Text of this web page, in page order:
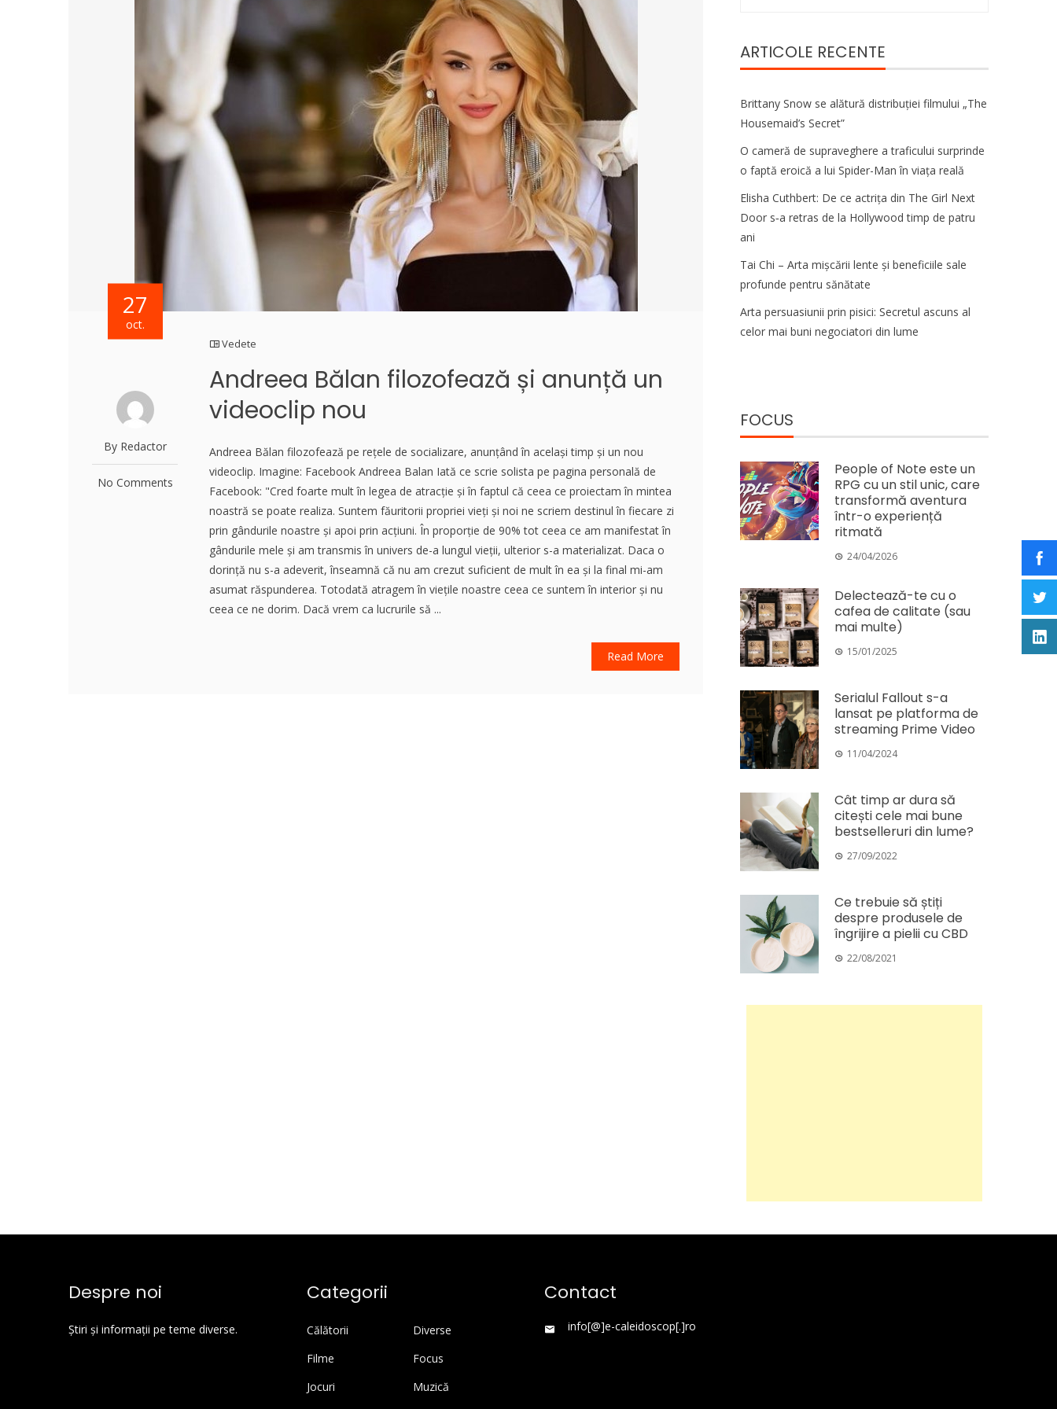
27
oct.
By Redactor
No Comments
Vedete
Andreea Bălan filozofează și anunță un
videoclip nou
Andreea Bălan filozofează pe rețele de socializare, anunțând în același timp și un nou
videoclip. Imagine: Facebook Andreea Balan Iată ce scrie solista pe pagina personală de
Facebook: "Cred foarte mult în legea de atracție și în faptul că ceea ce proiectam în mintea
noastră se poate realiza. Suntem făuritorii propriei vieți și noi ne scriem destinul în fiecare zi
prin gândurile noastre și apoi prin acțiuni. În proporție de 90% tot ceea ce am manifestat în
gândurile mele și am transmis în univers de-a lungul vieții, ulterior s-a materializat. Daca o
dorință nu s-a adeverit, înseamnă că nu am crezut suficient de mult în ea și la final mi-am
asumat răspunderea. Totodată atragem în viețile noastre ceea ce suntem în interior și nu
ceea ce ne dorim. Dacă vrem ca lucrurile să ...
Read More
ARTICOLE RECENTE
Brittany Snow se alătură distribuției filmului „The
Housemaid’s Secret”
O cameră de supraveghere a traficului surprinde
o faptă eroică a lui Spider-Man în viața reală
Elisha Cuthbert: De ce actrița din The Girl Next
Door s‑a retras de la Hollywood timp de patru
ani
Tai Chi – Arta mișcării lente și beneficiile sale
profunde pentru sănătate
Arta persuasiunii prin pisici: Secretul ascuns al
celor mai buni negociatori din lume
FOCUS
People of Note este un
RPG cu un stil unic, care
transformă aventura
într-o experiență
ritmată
24/04/2026
Delectează-te cu o
cafea de calitate (sau
mai multe)
15/01/2025
Serialul Fallout s-a
lansat pe platforma de
streaming Prime Video
11/04/2024
Cât timp ar dura să
citești cele mai bune
bestselleruri din lume?
27/09/2022
Ce trebuie să știți
despre produsele de
îngrijire a pielii cu CBD
22/08/2021
Despre noi
Știri și informații pe teme diverse.
Categorii
Călătorii
Diverse
Filme
Focus
Jocuri
Muzică
Contact
info[@]e-caleidoscop[.]ro